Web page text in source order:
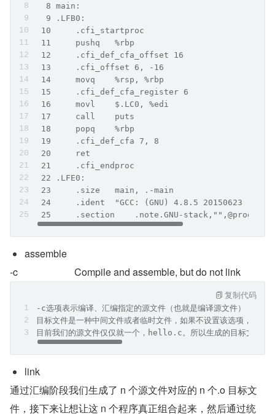
  8 main:
  9 .LFB0:
10     .cfi_startproc
11     pushq   %rbp
12     .cfi_def_cfa_offset 16
13     .cfi_offset 6, -16
14     movq    %rsp, %rbp
15     .cfi_def_cfa_register 6
16     movl    $.LC0, %edi
17     call    puts
18     popq    %rbp
19     .cfi_def_cfa 7, 8
20     ret
21     .cfi_endproc
22 .LFE0:
23     .size   main, .-main
24     .ident  "GCC: (GNU) 4.8.5 20150623 (Red
25     .section    .note.GNU-stack,"",@progbits
assemble
-c                       Compile and assemble, but do not link
-c选项表示编译、汇编指定的源文件（也就是编译源文件），但
目标文件是一种中间文件或者临时文件，如果不设置该选项，gcc
目前我们的源文件仅仅就一个，hello.c。所以生成的目标文件
复制代码
link
通过汇编阶段我们生成了 n 个源文件对应的 n 个.o 目标文
件，接下来让想让这 n 个程序真正组合起来，然后通过统